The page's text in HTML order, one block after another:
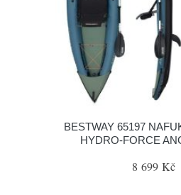
BESTWAY 65197
HYDRO‐FORCE
8 699 Kč